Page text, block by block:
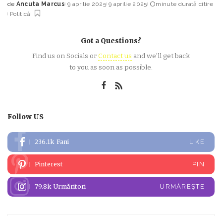
Posted
by
de Ancuta Marcus 9 aprilie 2025 9 aprilie 2025
minute durată citire
Politică
Got a Questions?
Find us on Socials orContact us and we’ll get back
to you as soon as possible.
Follow US
236.1k Fani LIKE
Pinterest PIN
79.8k Urmăritori URMĂREȘTE